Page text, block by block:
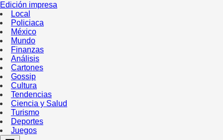
Edición impresa
Local
Policiaca
México
Mundo
Finanzas
Análisis
Cartones
Gossip
Cultura
Tendencias
Ciencia y Salud
Turismo
Deportes
Juegos